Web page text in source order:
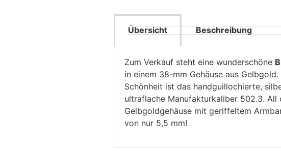
Übersicht Beschreibung
Zum Verkauf steht eine wunderschöne
in einem 38-mm Gehäuse aus
Schönheit ist das handguillochierte,
ultraflache Manufakturkaliber 502.3. All
Gelbgoldgehäuse mit geriffeltem
von nur 5,5 mm!